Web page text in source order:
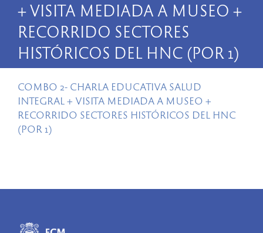
+ VISITA MEDIADA A MUSEO +
RECORRIDO SECTORES
HISTÓRICOS DEL HNC (POR 1)
COMBO 2- CHARLA EDUCATIVA SALUD
INTEGRAL + VISITA MEDIADA A MUSEO +
RECORRIDO SECTORES HISTÓRICOS DEL HNC
(POR 1)